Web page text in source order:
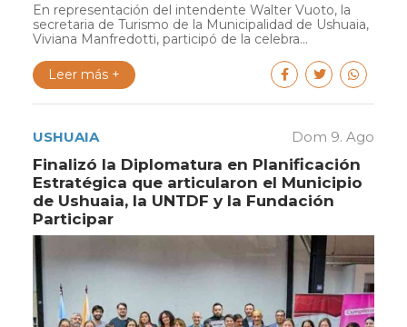
En representación del intendente Walter Vuoto, la
secretaria de Turismo de la Municipalidad de Ushuaia,
Viviana Manfredotti, participó de la celebra...
Leer más +
USHUAIA Dom 9. Ago
Finalizó la Diplomatura en Planificación
Estratégica que articularon el Municipio
de Ushuaia, la UNTDF y la Fundación
Participar